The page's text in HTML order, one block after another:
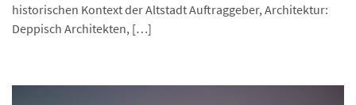
historischen Kontext der Altstadt Auftraggeber, Architektur:
Deppisch Architekten, […]